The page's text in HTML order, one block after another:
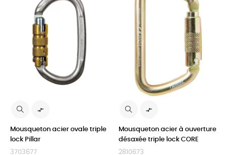

Mousqueton acier ovale triple
lock Pillar
3703677

Mousqueton acier à ouverture
désaxée triple lock CORE
2810673